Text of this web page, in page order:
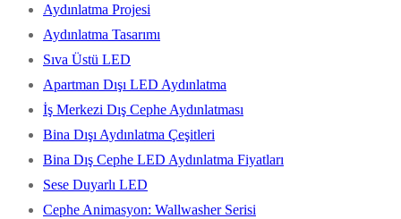
Aydınlatma Projesi
Aydınlatma Tasarımı
Sıva Üstü LED
Apartman Dışı LED Aydınlatma
İş Merkezi Dış Cephe Aydınlatması
Bina Dışı Aydınlatma Çeşitleri
Bina Dış Cephe LED Aydınlatma Fiyatları
Sese Duyarlı LED
Cephe Animasyon: Wallwasher Serisi